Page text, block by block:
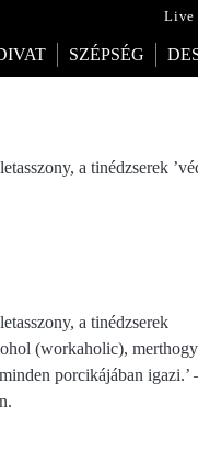
Live
SZÉPSÉG
a tinédzserek
a tinédzserek
(workaholic),
porcikájában igazi.’